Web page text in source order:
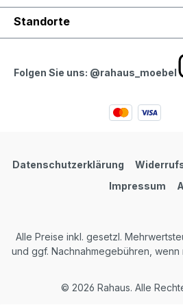
Standorte
Folgen Sie uns: @rahaus_moebel
Datenschutzerklärung
Impressum
Alle Preise inkl. gesetzl.
und ggf. Nachnahmegebühren,
© 2026 Rahaus. Alle